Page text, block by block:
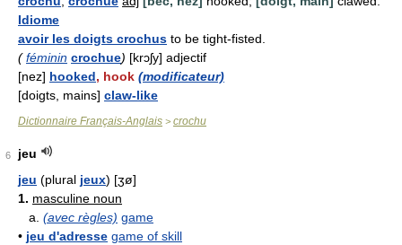
Idiome
avoir les doigts crochus to be tight-fisted.
( féminin crochue) [krɔʃy] adjectif
[nez] hooked, hook (modificateur)
[doigts, mains] claw-like
Dictionnaire Français-Anglais > crochu
6
jeu
jeu (plural jeux) [ʒø]
1. masculine noun
a. (avec règles) game
• jeu d'adresse game of skill